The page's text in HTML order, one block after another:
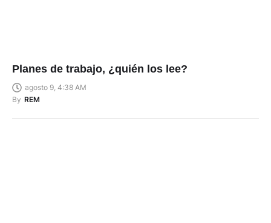
Planes de trabajo, ¿quién los lee?
agosto 9, 4:38 AM
By